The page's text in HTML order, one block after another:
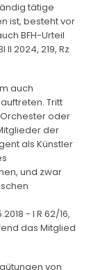
tätige
ist, besteht vor
BFH-Urteil
II 2024, 219, Rz
auch
Tritt
oder
der
als Künstler
und zwar
- I R 62/16,
das Mitglied
von